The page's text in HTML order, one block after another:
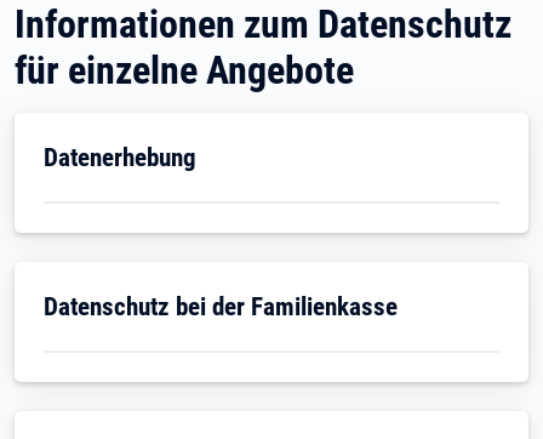
Informationen zum Datenschutz
für einzelne Angebote
Datenerhebung
Datenschutz bei der Familienkasse